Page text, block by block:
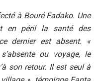
à Bouré Fadako. Une
en péril la santé des
dernier est absent. «
ou voyage, le
son retour. Il est seul à